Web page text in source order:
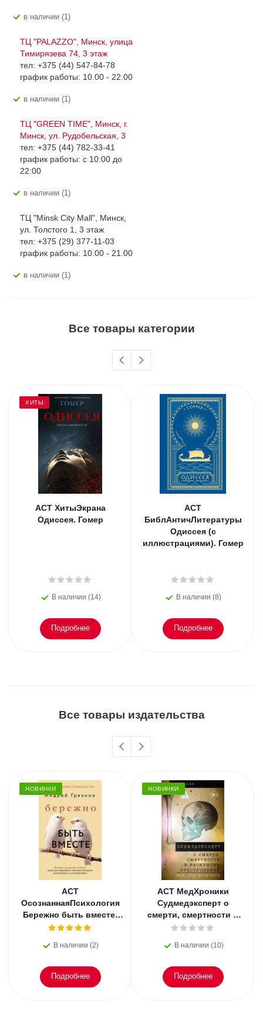
В наличии (1)
ТЦ "PALAZZO", Минск, улица
Тимирязева 74, 3 этаж
тел: +375 (44) 547-84-78
график работы: 10.00 - 22.00
В наличии (1)
ТЦ "GREEN TIME", Минск, г.
Минск, ул. Рудобельская, 3
тел: +375 (44) 782-33-41
график работы: с 10:00 до
22:00
В наличии (1)
ТЦ "Minsk City Mall", Минск,
ул. Толстого 1, 3 этаж
тел: +375 (29) 377-11-03
график работы: 10.00 - 21.00
В наличии (1)
Все товары категории
ХИТЫ
АСТ ХитыЭкрана
Одиссея. Гомер
В наличии (14)
Подробнее
АСТ
БиблАнтичЛитературы
Одиссея (с
иллюстрациями). Гомер
В наличии (8)
Подробнее
Все товары издательства
НОВИНКИ
АСТ
ОсознаннаяПсихология
Бережно быть вместе.
Второе дыхание любви,
эмоциональное
В наличии (2)
Подробнее
НОВИНКИ
АСТ МедХроники
Судмедэксперт о
смерти, смертности и
раскрытии
осталось. Блэк
В наличии (10)
Подробнее